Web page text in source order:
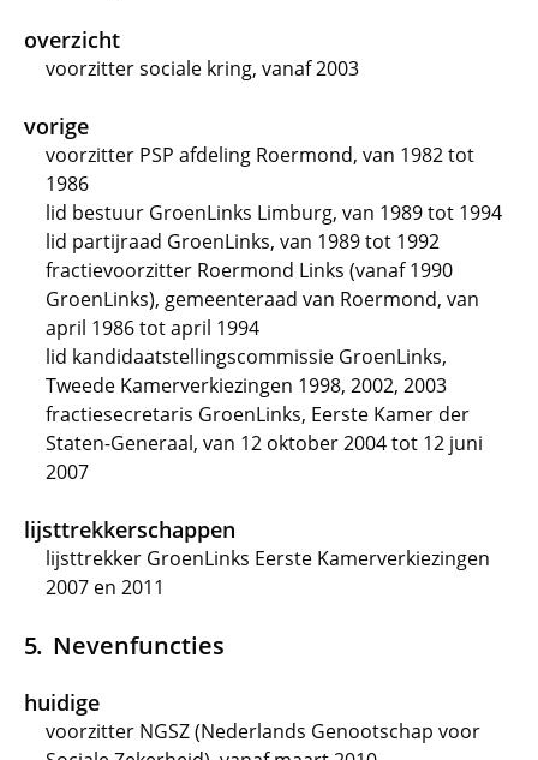
overzicht
voorzitter sociale kring, vanaf 2003
vorige
voorzitter PSP afdeling Roermond, van 1982 tot
1986
lid bestuur GroenLinks Limburg, van 1989 tot 1994
lid partijraad GroenLinks, van 1989 tot 1992
fractievoorzitter Roermond Links (vanaf 1990
GroenLinks), gemeenteraad van Roermond, van
april 1986 tot april 1994
lid kandidaatstellingscommissie GroenLinks,
Tweede Kamerverkiezingen 1998, 2002, 2003
fractiesecretaris GroenLinks, Eerste Kamer der
Staten-Generaal, van 12 oktober 2004 tot 12 juni
2007
lijsttrekkerschappen
lijsttrekker GroenLinks Eerste Kamerverkiezingen
2007 en 2011
Nevenfuncties
huidige
voorzitter NGSZ (Nederlands Genootschap voor